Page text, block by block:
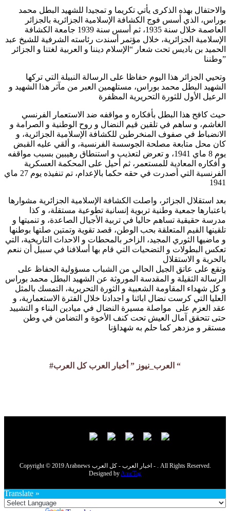
والاحتفال بهذه الذكرى يأتي تكريما و تمجيدا للشهيد البطل محمد
بوراس، الذي أسس فوج الكشافة الإسلامية الجزائرية بالجزائر
العاصمة خلال سنة 1935، ثم أسس سنة 1939 جامعة الكشافة
الإسلامية الجزائرية، خلال مؤتمر أسندت رئاسته الشرفية للشيخ عبد
الحميد بن باديس تحت شعار “الإسلام ديننا و العربية لغتنا و الجزائر
وطننا”
وتحيي الجزائر هذا اليوم حفاظا على الرسالة النبيلة التي تركها
الشهيد البطل محمد بوراس، مستلهمين العبر من مآثر هذا الشهيد و
الرعيل الأول للثورة التحريرية المظفرة
حيث كافح هذا البطل بأفكاره و مواقفه ضد الاستعمار الفرنسي
الغاشم، و ساهم في تلقين قيم النضال و روح الوطنية و الصرامة و
الانضباط في صفوف المنخرطين للكشافة الإسلامية الجزائرية، و
كان محل متابعة مصلحة الجوسسة الفرنسية، و ألقي عليه القبض
يوم 8 ماي 1941، و تعرض لتعذيب و استنطاق رهيبين بسبب مواقفه
و أفكاره المعادية للمستعمر، ثم أحيل على المحكمة العسكرية
الفرنسية التي أصدرت في حقه حكما بالإعدام، تم تنفيذه يوم 27 ماي
1941
بعد استقلال الجزائر، واصلت الكشافة الإسلامية الجزائرية مشوارها
باعتبارها جمعية وطنية تربوية إنسانية تطوعية مستقلة، و كذا
مدرسة حقيقية تساهم حاليا في تربية الأجيال الصاعدة، و تنميتها و
تلقينها القيم المتعلقة بحب الوطن، قصد تقوية وتمتين صلتها بوطنها
و ماضيها الثوري المجيد، الزاخر بالمحطات و الاحداث التاريخية، التي
تعكس البطولات و التضحيات التي قام بها أسلافنا في سبيل أن ننعم
بالحرية و الاستقلال
وتقع على عاتق الجيل الحالي من الشباب مسؤولية الحفاظ على
الرسالة الثقيلة و المقدسة الموروثة عن الشهيد البطل محمد بوراس
و كل شهداء المقاومة الشعبية و الثورة التحريرية، التمسك بالمثل
العليا التي كرست نضال ابائنا و اجدادنا خلال الفترة الاستعمارية، و
عقد العزم على مواصلة مسيرة النضال في ميادين البناء و التشييد
حتى تتحقق آمال العيش تحت كنف الأخوة و التضامن في وطن
مستقر و مزدهر كما حلم به شهداؤنا
#العرب_نيوز ” أخبار العرب كل العرب “
Copyright © 2019 Arabnews اخبار العرب - كل العرب - . All Rights Reserved.
Designed byAmcTag
Translate »